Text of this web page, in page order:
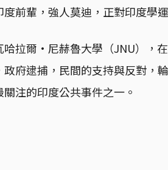
前輩，強人莫迪，正對印度學
哈拉爾·尼赫魯大學（JNU），
府逮捕，民間的支持與反對，
注的印度公共事件之一。